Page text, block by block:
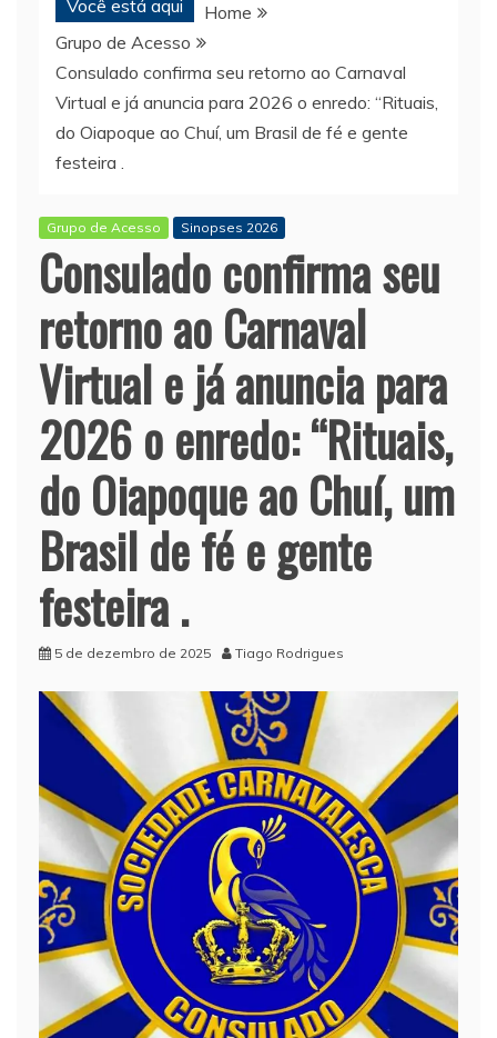
Você está aqui
Home
Grupo de Acesso
Consulado confirma seu retorno ao Carnaval
Virtual e já anuncia para 2026 o enredo: “Rituais,
do Oiapoque ao Chuí, um Brasil de fé e gente
festeira .
Grupo de Acesso Sinopses 2026
Consulado confirma seu
retorno ao Carnaval
Virtual e já anuncia para
2026 o enredo: “Rituais,
do Oiapoque ao Chuí, um
Brasil de fé e gente
festeira .
5 de dezembro de 2025 Tiago Rodrigues